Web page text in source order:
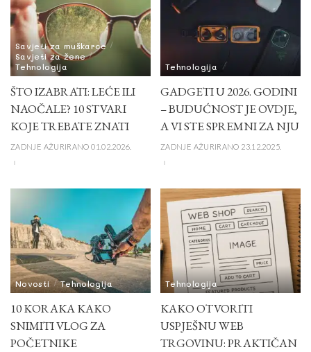
Savjeti za muškarce
Savjeti za žene
Tehnologija
ŠTO IZABRATI: LEĆE ILI
NAOČALE? 10 STVARI
KOJE TREBATE ZNATI
ZADNJE AŽURIRANO 01.02.2026.
Tehnologija
GADGETI U 2026. GODINI
– BUDUĆNOST JE OVDJE,
A VI STE SPREMNI ZA NJU
ZADNJE AŽURIRANO 23.12.2025.
Novosti Tehnologija
10 KORAKA KAKO
SNIMITI VLOG ZA
POČETNIKE
Tehnologija
KAKO OTVORITI
USPJEŠNU WEB
TRGOVINU: PRAKTIČAN